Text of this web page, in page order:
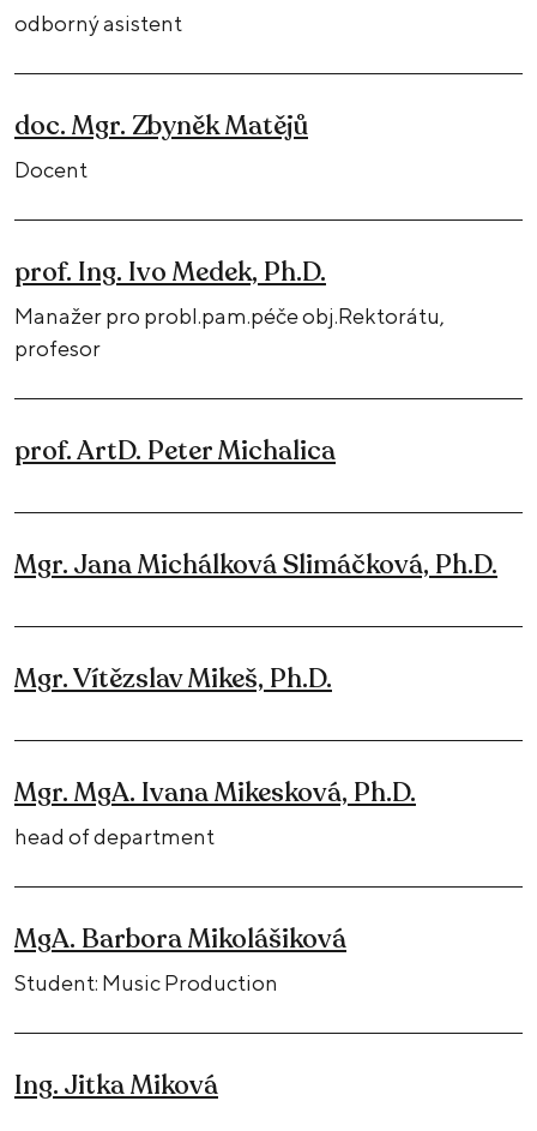
odborný asistent
doc. Mgr. Zbyněk Matějů
Docent
prof. Ing. Ivo Medek, Ph.D.
Manažer pro probl.pam.péče obj.Rektorátu,
profesor
prof. ArtD. Peter Michalica
Mgr. Jana Michálková Slimáčková, Ph.D.
Mgr. Vítězslav Mikeš, Ph.D.
Mgr. MgA. Ivana Mikesková, Ph.D.
head of department
MgA. Barbora Mikolášiková
Student: Music Production
Ing. Jitka Miková